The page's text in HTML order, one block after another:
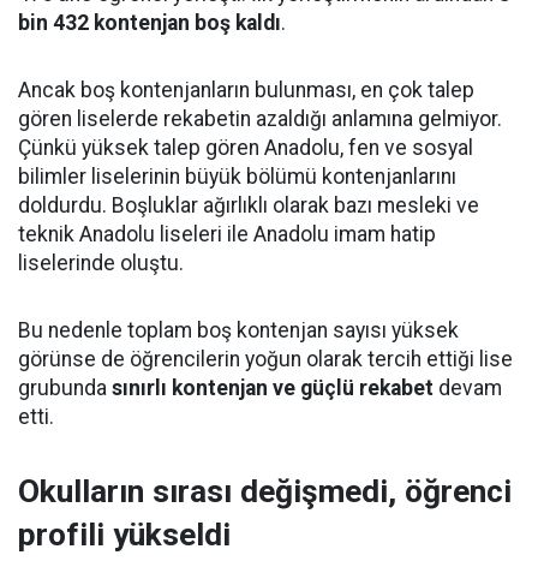
bin 432 kontenjan boş kaldı.
Ancak boş kontenjanların bulunması, en çok talep
gören liselerde rekabetin azaldığı anlamına gelmiyor.
Çünkü yüksek talep gören Anadolu, fen ve sosyal
bilimler liselerinin büyük bölümü kontenjanlarını
doldurdu. Boşluklar ağırlıklı olarak bazı mesleki ve
teknik Anadolu liseleri ile Anadolu imam hatip
liselerinde oluştu.
Bu nedenle toplam boş kontenjan sayısı yüksek
görünse de öğrencilerin yoğun olarak tercih ettiği lise
grubunda sınırlı kontenjan ve güçlü rekabet devam
etti.
Okulların sırası değişmedi, öğrenci
profili yükseldi